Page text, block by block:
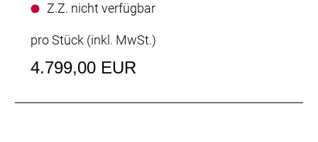
Z.Z. nicht verfügbar
pro Stück (inkl. MwSt.)
4.799,00 EUR